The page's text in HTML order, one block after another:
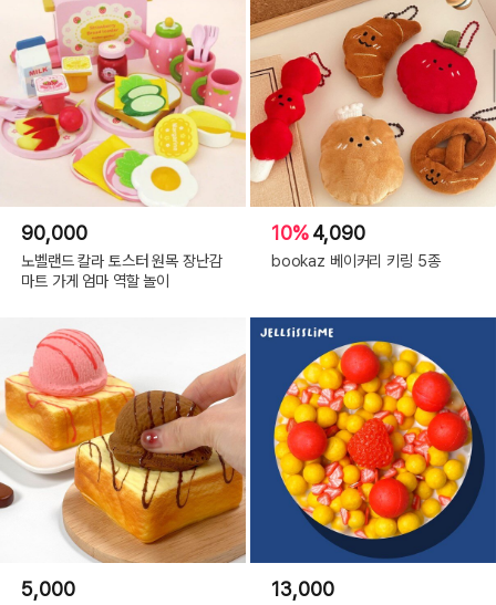
90,000
노벨랜드 칼라 토스터 원목 장난감
마트 가게 엄마 역할 놀이
10%4,090
bookaz 베이커리 키링 5종
5,000 13,000